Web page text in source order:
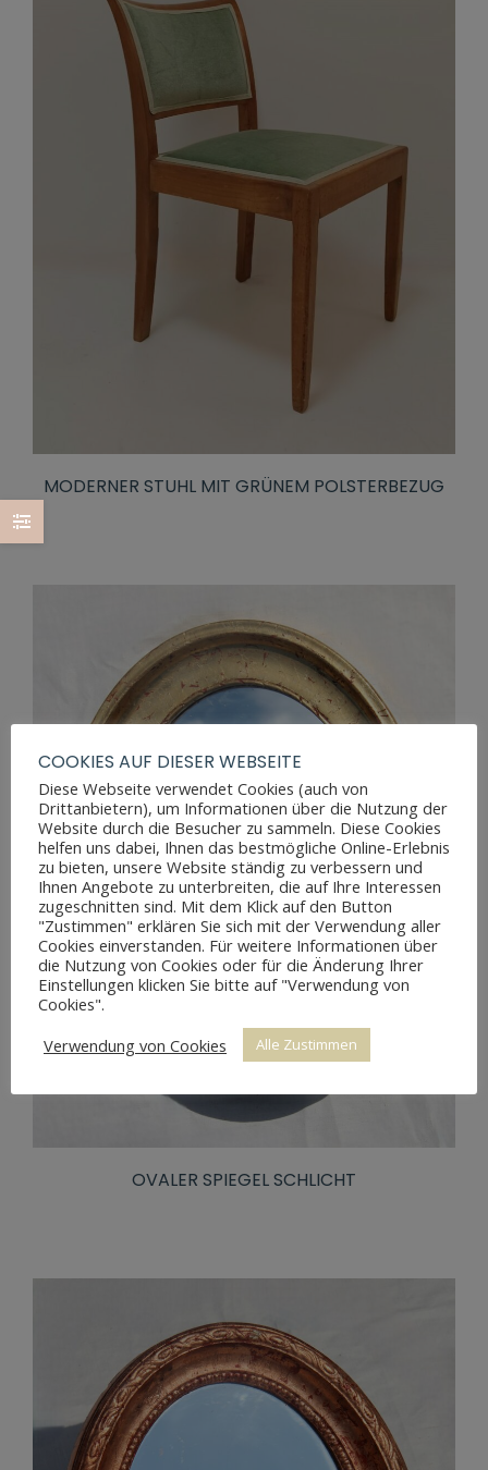
MODERNER STUHL MIT GRÜNEM POLSTERBEZUG
OVALER SPIEGEL SCHLICHT
COOKIES AUF DIESER WEBSEITE
Diese Webseite verwendet Cookies (auch von
Drittanbietern), um Informationen über die Nutzung der
Website durch die Besucher zu sammeln. Diese Cookies
helfen uns dabei, Ihnen das bestmögliche Online-Erlebnis
zu bieten, unsere Website ständig zu verbessern und
Ihnen Angebote zu unterbreiten, die auf Ihre Interessen
zugeschnitten sind. Mit dem Klick auf den Button
"Zustimmen" erklären Sie sich mit der Verwendung aller
Cookies einverstanden. Für weitere Informationen über
die Nutzung von Cookies oder für die Änderung Ihrer
Einstellungen klicken Sie bitte auf "Verwendung von
Cookies".
Verwendung von Cookies
Alle Zustimmen